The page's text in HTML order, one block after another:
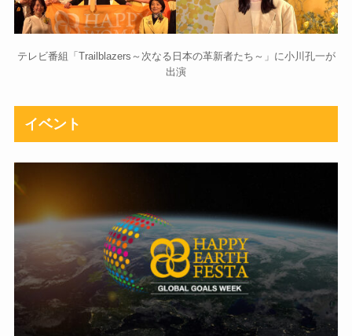
テレビ番組「Trailblazers～次なる日本の革新者たち～」に小川孔一が
出演
イベント